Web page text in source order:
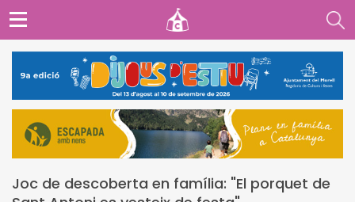
Joc de descoberta en família: "El porquet de